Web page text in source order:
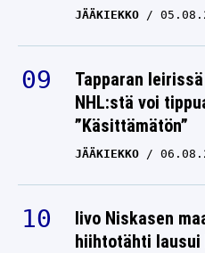
JÄÄKIEKKO
Tapparan
NHL:stä voi
”Käsittämätön”
JÄÄKIEKKO
Iivo Niskasen
hiihtotähti lausui